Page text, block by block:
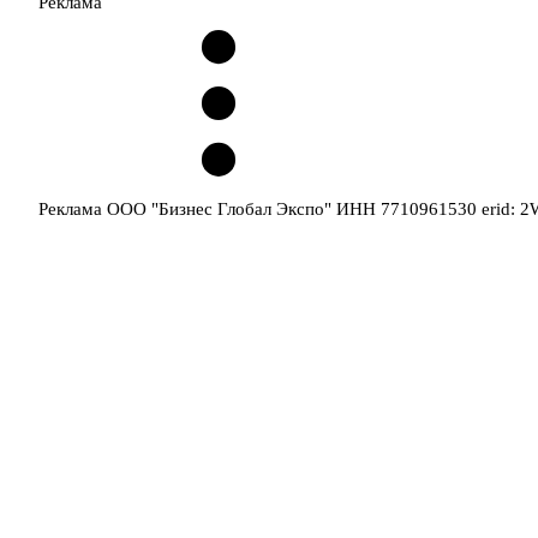
Реклама ООО "Бизнес Глобал Экспо" ИНН 7710961530 erid: